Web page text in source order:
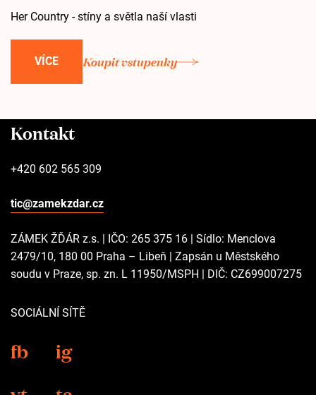
Her Country - stíny a světla naší vlasti
VÍCE Koupit vstupenky
Kontakt
+420 602 565 309
tic@zamekzdar.cz
ZÁMEK ŽĎÁR z.s. | IČO: 265 375 16 | Sídlo: Menclova
2479/10, 180 00 Praha – Libeň | Zapsán u Městského
soudu v Praze, sp. zn. L 11950/MSPH | DIČ: CZ699007275
SOCIÁLNÍ SÍTĚ
fb
ig